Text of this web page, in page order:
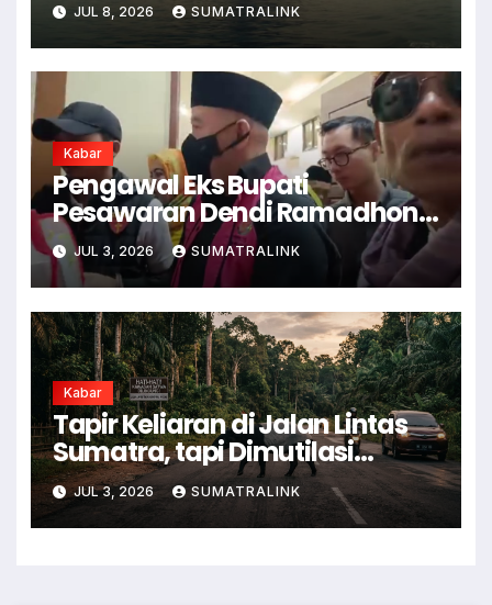
JUL 8, 2026 SUMATRALINK
Kabar
Pengawal Eks Bupati
Pesawaran Dendi Ramadhona
Pukul Kamera Wartawan
JUL 3, 2026 SUMATRALINK
Kabar
Tapir Keliaran di Jalan Lintas
Sumatra, tapi Dimutilasi
Warga
JUL 3, 2026 SUMATRALINK